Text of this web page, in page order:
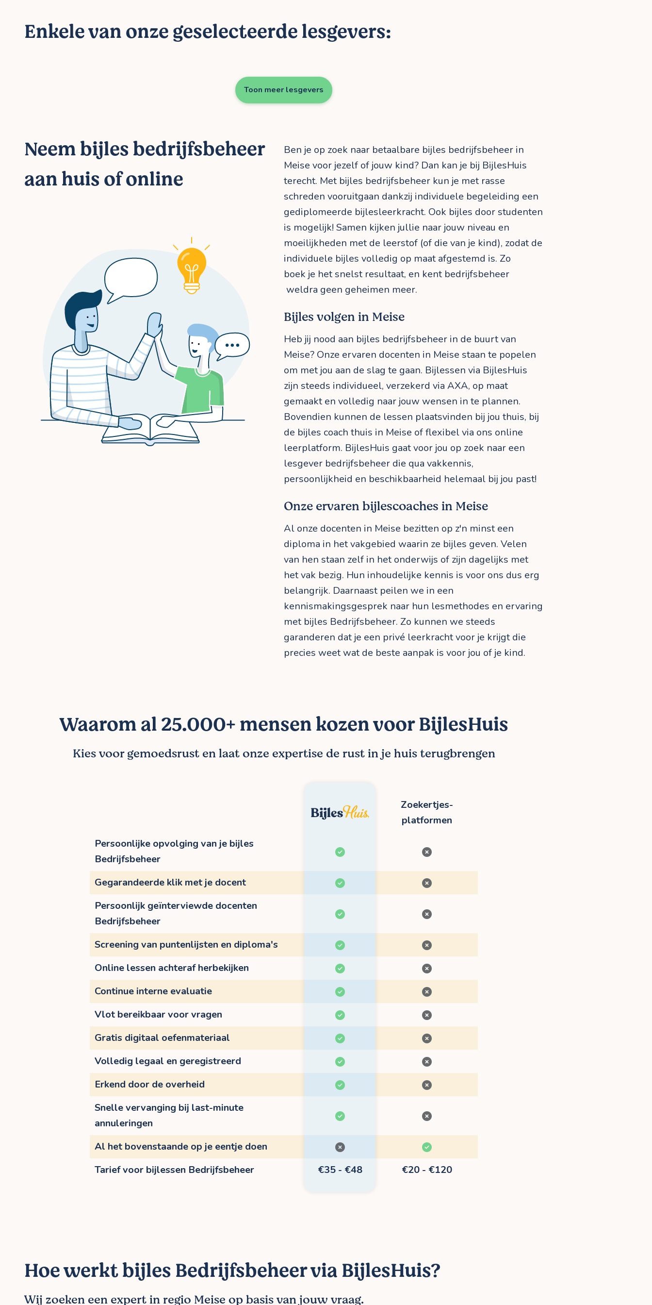
Enkele van onze geselecteerde lesgevers:
Toon meer lesgevers
Neem bijles bedrijfsbeheer
aan huis of online
Ben je op zoek naar betaalbare bijles bedrijfsbeheer in
Meise voor jezelf of jouw kind? Dan kan je bij BijlesHuis
terecht. Met bijles bedrijfsbeheer kun je met rasse
schreden vooruitgaan dankzij individuele begeleiding een
gediplomeerde bijlesleerkracht. Ook bijles door studenten
is mogelijk! Samen kijken jullie naar jouw niveau en
moeilijkheden met de leerstof (of die van je kind), zodat de
individuele bijles volledig op maat afgestemd is. Zo
boek je het snelst resultaat, en kent bedrijfsbeheer
weldra geen geheimen meer.
Bijles volgen in Meise
Heb jij nood aan bijles bedrijfsbeheer in de buurt van
Meise? Onze ervaren docenten in Meise staan te popelen
om met jou aan de slag te gaan. Bijlessen via BijlesHuis
zijn steeds individueel, verzekerd via AXA, op maat
gemaakt en volledig naar jouw wensen in te plannen.
Bovendien kunnen de lessen plaatsvinden bij jou thuis, bij
de bijles coach thuis in Meise of flexibel via ons online
leerplatform. BijlesHuis gaat voor jou op zoek naar een
lesgever bedrijfsbeheer die qua vakkennis,
persoonlijkheid en beschikbaarheid helemaal bij jou past!
Onze ervaren bijlescoaches in Meise
Al onze docenten in Meise bezitten op z'n minst een
diploma in het vakgebied waarin ze bijles geven. Velen
van hen staan zelf in het onderwijs of zijn dagelijks met
het vak bezig. Hun inhoudelijke kennis is voor ons dus erg
belangrijk. Daarnaast peilen we in een
kennismakingsgesprek naar hun lesmethodes en ervaring
met bijles Bedrijfsbeheer. Zo kunnen we steeds
garanderen dat je een privé leerkracht voor je krijgt die
precies weet wat de beste aanpak is voor jou of je kind.
Waarom al 25.000+ mensen kozen voor BijlesHuis
Kies voor gemoedsrust en laat onze expertise de rust in je huis terugbrengen
Zoekertjes-
platformen
Persoonlijke opvolging van je bijles
Bedrijfsbeheer
Gegarandeerde klik met je docent
Persoonlijk geïnterviewde docenten
Bedrijfsbeheer
Screening van puntenlijsten en diploma's
Online lessen achteraf herbekijken
Continue interne evaluatie
Vlot bereikbaar voor vragen
Gratis digitaal oefenmateriaal
Volledig legaal en geregistreerd
Erkend door de overheid
Snelle vervanging bij last-minute
annuleringen
Al het bovenstaande op je eentje doen
Tarief voor bijlessen Bedrijfsbeheer
€35 - €48 €20 - €120
Hoe werkt bijles Bedrijfsbeheer via BijlesHuis?
Wij zoeken een expert in regio Meise op basis van jouw vraag.